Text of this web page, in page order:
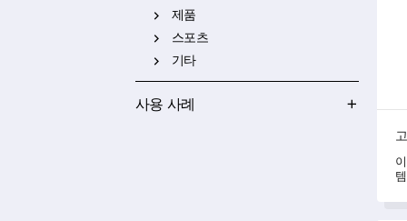
제품
스포츠
기타
사용 사례